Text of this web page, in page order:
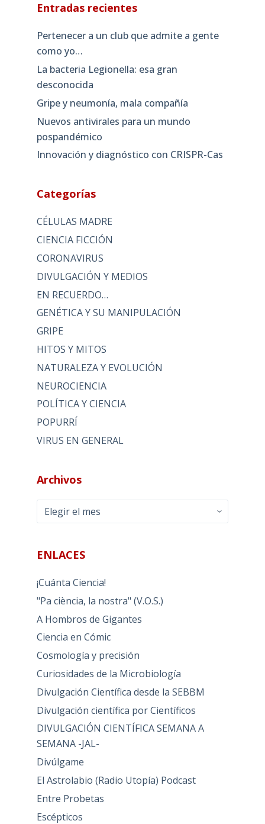
Entradas recientes
Pertenecer a un club que admite a gente
como yo…
La bacteria Legionella: esa gran
desconocida
Gripe y neumonía, mala compañía
Nuevos antivirales para un mundo
pospandémico
Innovación y diagnóstico con CRISPR-Cas
Categorías
CÉLULAS MADRE
CIENCIA FICCIÓN
CORONAVIRUS
DIVULGACIÓN Y MEDIOS
EN RECUERDO…
GENÉTICA Y SU MANIPULACIÓN
GRIPE
HITOS Y MITOS
NATURALEZA Y EVOLUCIÓN
NEUROCIENCIA
POLÍTICA Y CIENCIA
POPURRÍ
VIRUS EN GENERAL
Archivos
Archivos
ENLACES
¡Cuánta Ciencia!
"Pa ciència, la nostra" (V.O.S.)
A Hombros de Gigantes
Ciencia en Cómic
Cosmología y precisión
Curiosidades de la Microbiología
Divulgación Científica desde la SEBBM
Divulgación científica por Científicos
DIVULGACIÓN CIENTÍFICA SEMANA A
SEMANA -JAL-
Divúlgame
El Astrolabio (Radio Utopía) Podcast
Entre Probetas
Escépticos